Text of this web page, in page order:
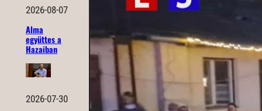
2026-08-07
Alma
együttes a
Hazaiban
2026-07-30